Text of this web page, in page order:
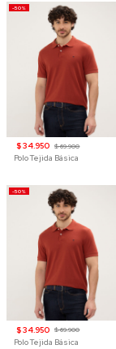
-50%
$ 34.950 $ 69.900
Polo Tejida Básica
-50%
$ 34.950 $ 69.900
Polo Tejida Básica